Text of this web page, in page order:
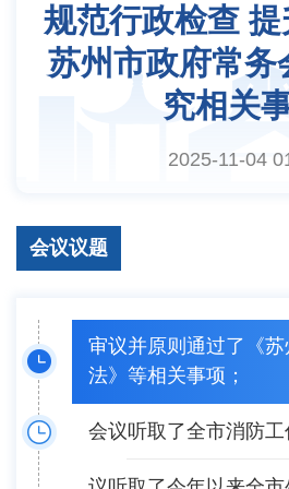
规范行政检查
苏州市政府常务
究相关
2025-11-04
会议议题
审议并原则通过了《
法》等相关事项；
会议听取了全市消防工